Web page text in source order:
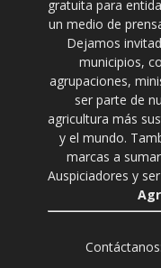
gratuita para
un medio de
Dejamos
municipios,
agrupaciones,
ser parte de
agricultura más
y el mundo.
marcas a
Auspiciadores y